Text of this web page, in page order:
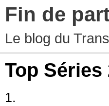
Fin de
Le blog du
Top Séries
1.